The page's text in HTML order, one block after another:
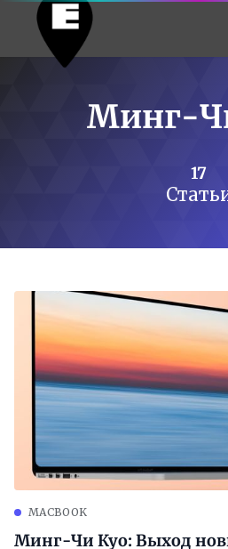
Минг-
17
MACBOOK
Минг-Чи Куо: Выход